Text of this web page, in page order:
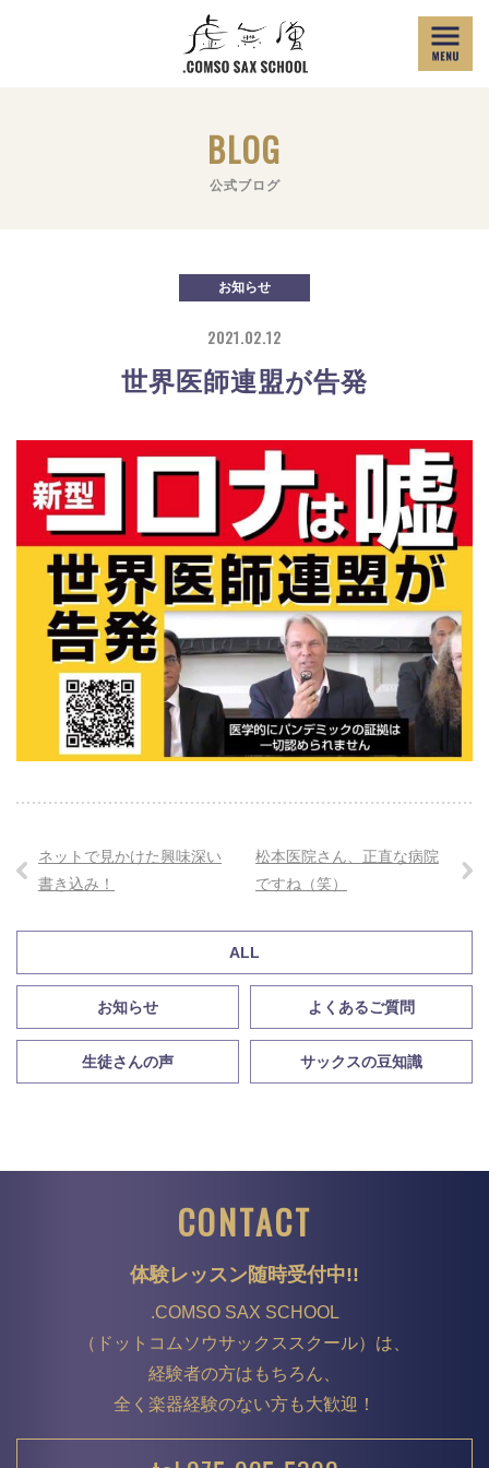
BLOG
公式ブログ
お知らせ
2021.02.12
世界医師連盟が告発
ネットで見かけた興味深い
書き込み！
松本医院さん、正直な病院
ですね（笑）
ALL
お知らせ よくあるご質問
生徒さんの声 サックスの豆知識
CONTACT
体験レッスン随時受付中!!
.COMSO SAX SCHOOL
（ドットコムソウサックススクール）は、
経験者の方はもちろん、
全く楽器経験のない方も大歓迎！